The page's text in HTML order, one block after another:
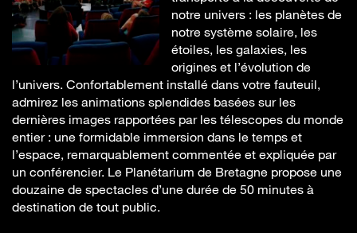
notre univers : les planètes de
notre système solaire, les
étoiles, les galaxies, les
origines et l’évolution de
l’univers. Confortablement installé dans votre fauteuil,
admirez les animations splendides basées sur les
dernières images rapportées par les télescopes du monde
entier : une formidable immersion dans le temps et
l’espace, remarquablement commentée et expliquée par
un conférencier. Le Planétarium de Bretagne propose une
douzaine de spectacles d’une durée de 50 minutes à
destination de tout public.